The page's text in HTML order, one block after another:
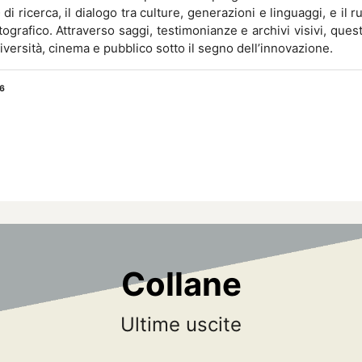
della lingua dei segni
riflettere sulla LIS in LIS. Anche questa versione della
viene pubblicata in una versione ridotta rispetto
lavoro flessibile che possa ampliarsi nel tempo, grazie alla sua
ricerca, il dialogo tra culture, generazioni e linguaggi, e il
Attraverso saggi, testimonianze e archivi visivi,
cinema e pubblico sotto il segno dell’innovazione.
Sognare
quello che fu, è e potrebbe essere.
Collane
Ultime uscite